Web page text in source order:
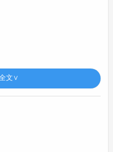
池边，望着那片蓝色的
。教练先教我基本的呼
里，可总是忍不住马上
渐掌握了技巧。接着练
文∨